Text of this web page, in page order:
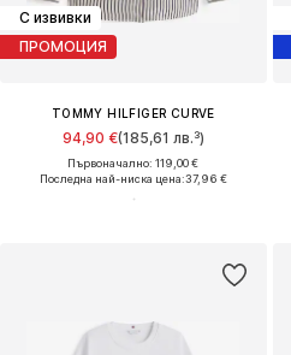
С извивки
ПРОМОЦИЯ
TOMMY HILFIGER CURVE
94,90 €(185,61 лв.³)
Първоначално: 119,00 €
Последна най-ниска цена:37,96 €